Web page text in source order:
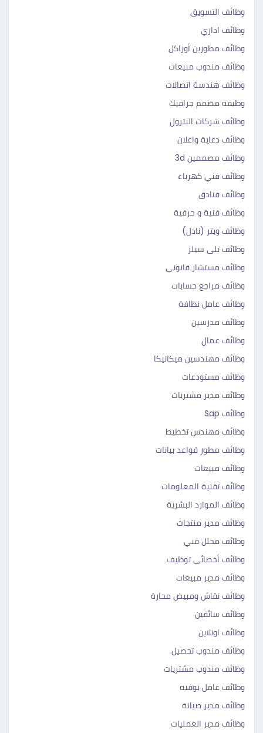
وظائف التسويق
وظائف اداري
وظائف مطورين أوراكل
وظائف مندوب مبيعات
وظائف هندسة اتصالات
وظيفة مصمم جرافيك
وظائف شركات البترول
وظائف دعاية واعلان
وظائف مصممين 3d
وظائف فني كهرباء
وظائف فنادق
وظائف فنية و حرفية
وظائف ويتر (نادل)
وظائف تلى سيلز
وظائف مستشار قانوني
وظائف مراجع حسابات
وظائف عامل نظافة
وظائف مدرسين
وظائف عمال
وظائف مهندسين ميكانيكا
وظائف مستودعات
وظائف مدير مشتريات
وظائف Sap
وظائف مهندس تخطيط
وظائف مطور قواعد بيانات
وظائف مبيعات
وظائف تقنية المعلومات
وظائف الموارد البشرية
وظائف مدير منتجات
وظائف محلل فني
وظائف أخصائي توظيف
وظائف مدير مبيعات
وظائف نقاش ومبيض محارة
وظائف سائقين
وظائف اونلاين
وظائف مندوب تحصيل
وظائف مندوب مشتريات
وظائف عامل بوفيه
وظائف مدير صيانة
وظائف مدير العمليات